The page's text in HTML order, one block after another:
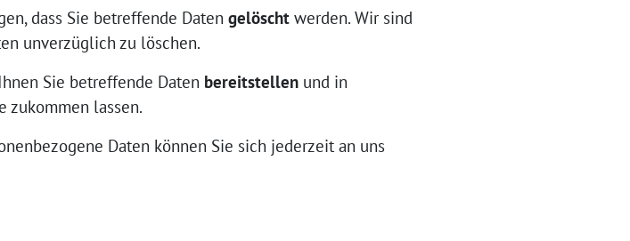
dass Sie betreffende Daten gelöscht werden. Wir sind
unverzüglich zu löschen.
Sie betreffende Daten bereitstellen und in
zukommen lassen.
Daten können Sie sich jederzeit an uns